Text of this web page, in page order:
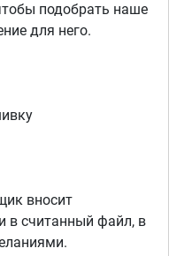
подобрать наше
для него.
вносит
в считанный файл, в